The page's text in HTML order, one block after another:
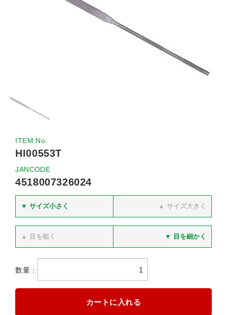
ITEM No.
HI00553T
JANCODE
4518007326024
▼ サイズ小さく ▲ サイズ大きく
▲ 目を粗く ▼ 目を細かく
数量：